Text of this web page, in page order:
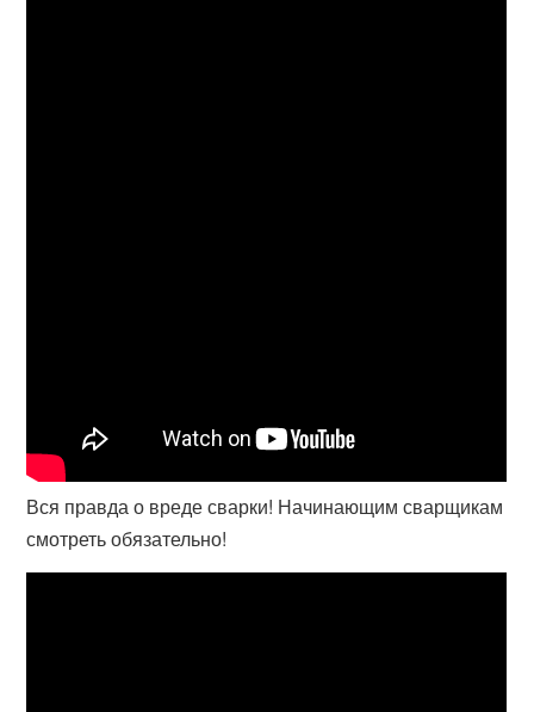
Вся правда о вреде сварки! Начинающим сварщикам
смотреть обязательно!